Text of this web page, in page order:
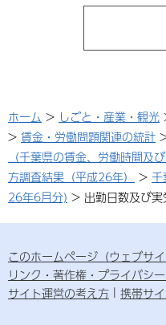
ホーム > しごと・産業・観光
> 賃金・労働問題関連の統計
（千葉県の賃金、労働時間及
方調査結果（平成26年）
> 千
26年6月分) > 出勤日数及び
このホームページ（ウェブサ
リンク・著作権・プライバシ
サイト運営の考え方
携帯サ